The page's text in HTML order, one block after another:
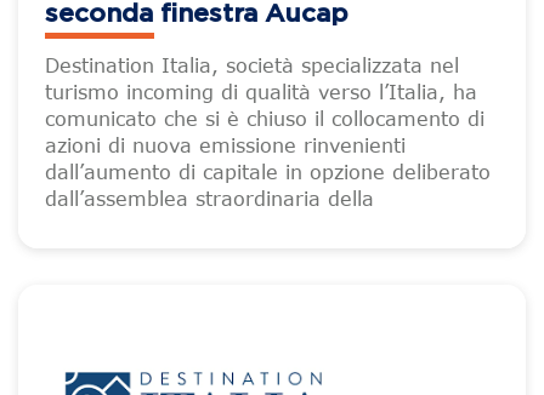
seconda finestra Aucap
Destination Italia, società specializzata nel
turismo incoming di qualità verso l’Italia, ha
comunicato che si è chiuso il collocamento di
azioni di nuova emissione rinvenienti
dall’aumento di capitale in opzione deliberato
dall’assemblea straordinaria della